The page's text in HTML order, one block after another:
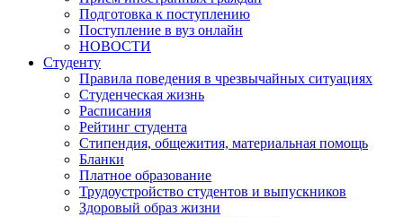
Подготовка к поступлению
Поступление в вуз онлайн
НОВОСТИ
Студенту
Правила поведения в чрезвычайных ситуациях
Студенческая жизнь
Расписания
Рейтинг студента
Стипендия, общежития, материальная помощь
Бланки
Платное образование
Трудоустройство студентов и выпускников
Здоровый образ жизни